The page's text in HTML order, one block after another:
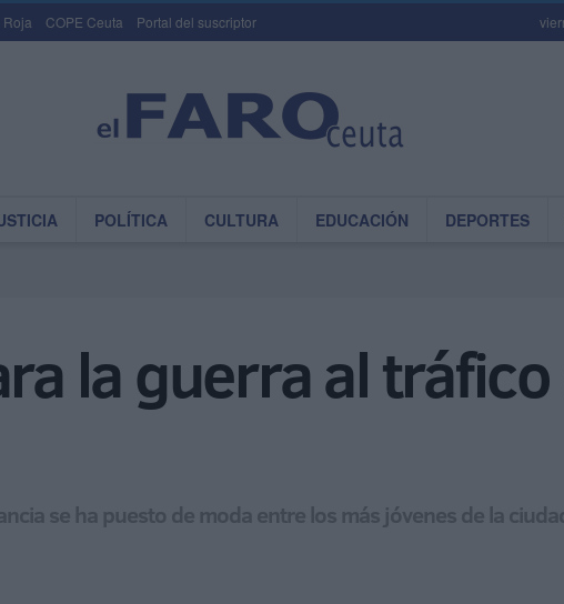
Roja COPE Ceuta Portal del suscriptor
POLÍTICA CULTURA EDUCACIÓN DEPORTES
la guerra al
se ha puesto de moda entre los más jóvenes de la